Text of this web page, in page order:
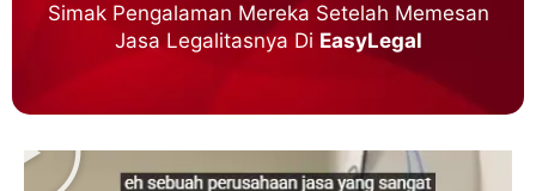
Simak Pengalaman Mereka Setelah Memesan
Jasa Legalitasnya Di EasyLegal